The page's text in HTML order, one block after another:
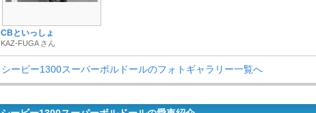
CBといっしょ
KAZ-FUGA さん
シービー1300スーパーボルドールのフォトギャラリー一覧へ